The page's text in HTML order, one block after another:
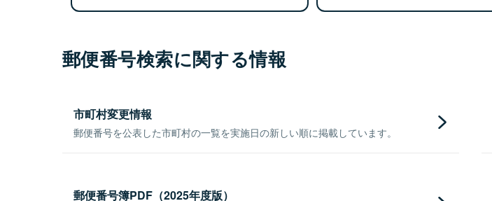
郵便番号検索に関する情報
市町村変更情報
郵便番号を公表した市町村の一覧を実施日の新しい順に掲載しています。
郵便番号簿PDF（2025年度版）